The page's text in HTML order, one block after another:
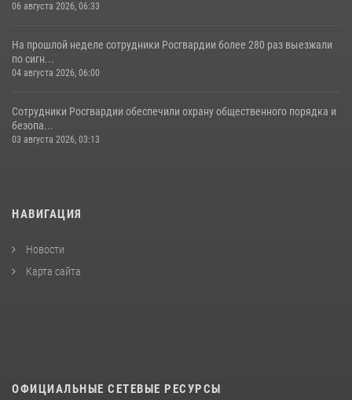
06 августа 2026, 06:33
На прошлой неделе сотрудники Росгвардии более 280 раз выезжали
по сигн...
04 августа 2026, 06:00
Сотрудники Росгвардии обеспечили охрану общественного порядка и
безопа...
03 августа 2026, 03:13
НАВИГАЦИЯ
Новости
Карта сайта
ОФИЦИАЛЬНЫЕ СЕТЕВЫЕ РЕСУРСЫ